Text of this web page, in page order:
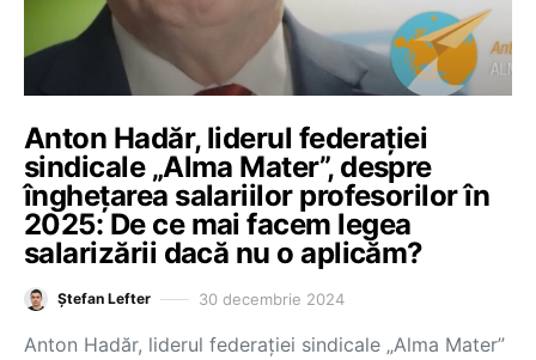
Anton Hadăr, liderul federației
sindicale „Alma Mater”, despre
înghețarea salariilor profesorilor în
2025: De ce mai facem legea
salarizării dacă nu o aplicăm?
Ștefan Lefter 30 decembrie 2024
Anton Hadăr, liderul federației sindicale „Alma Mater”